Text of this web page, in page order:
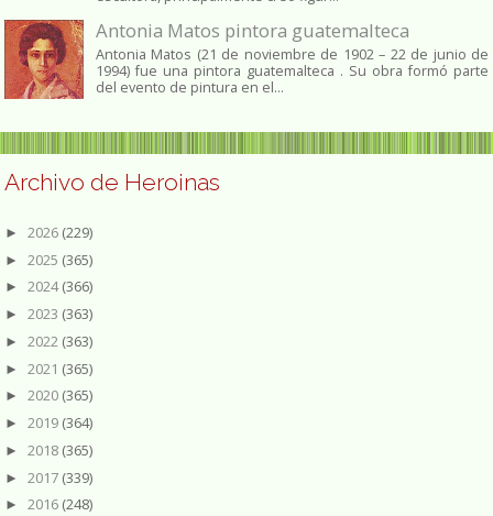
Antonia Matos pintora guatemalteca
Antonia Matos (21 de noviembre de 1902 – 22 de junio de
1994) fue una pintora guatemalteca . Su obra formó parte
del evento de pintura en el...
Archivo de Heroinas
► 2026 (229)
► 2025 (365)
► 2024(366)
► 2023 (363)
► 2022 (363)
► 2021 (365)
► 2020 (365)
► 2019 (364)
► 2018 (365)
► 2017 (339)
► 2016 (248)